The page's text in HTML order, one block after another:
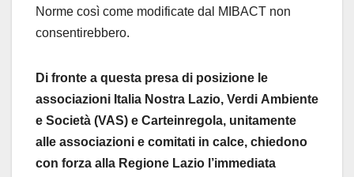
Norme così come modificate dal MIBACT non
consentirebbero.
Di fronte a questa presa di posizione le
associazioni Italia Nostra Lazio, Verdi Ambiente
e Società (VAS) e Carteinregola, unitamente
alle associazioni e comitati in calce, chiedono
con forza alla Regione Lazio l’immediata